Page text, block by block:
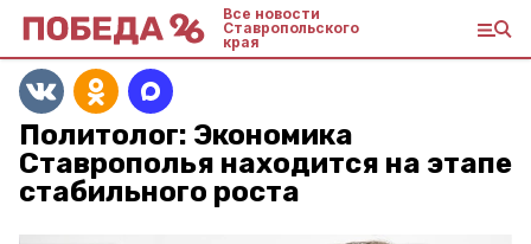
Все новости
Ставропольского
края
Политолог: Экономика
Ставрополья находится на этапе
стабильного роста